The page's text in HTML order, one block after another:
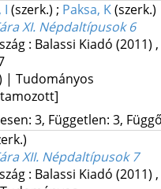
I (szerk.) ; Paksa, K(szerk.)
XI. Népdaltípusok 6
: Balassi Kiadó (2011) ,
| Tudományos
3, Független: 3,
XII. Népdaltípusok 7
: Balassi Kiadó (2011) ,